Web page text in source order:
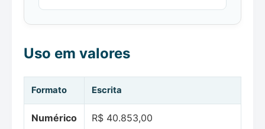
Uso em valores
Formato Escrita
Numérico R$ 40.853,00